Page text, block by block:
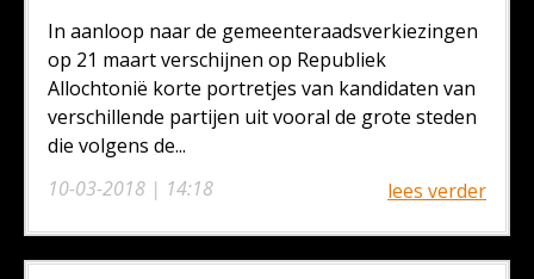
10-03-2018 | 14:18
In aanloop naar de gemeenteraadsverkiezingen
op 21 maart verschijnen op Republiek
Allochtonië korte portretjes van kandidaten van
verschillende partijen uit vooral de grote steden
die volgens de...
lees verder